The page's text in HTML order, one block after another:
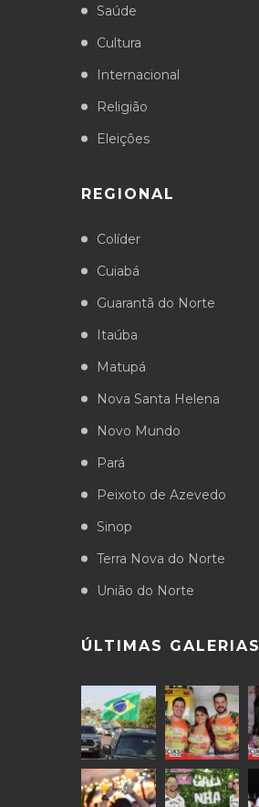
Saúde
Cultura
Internacional
Religião
Eleições
REGIONAL
Colíder
Cuiabá
Guarantã do Norte
Itaúba
Matupá
Nova Santa Helena
Novo Mundo
Pará
Peixoto de Azevedo
Sinop
Terra Nova do Norte
União do Norte
ÚLTIMAS GALERIAS